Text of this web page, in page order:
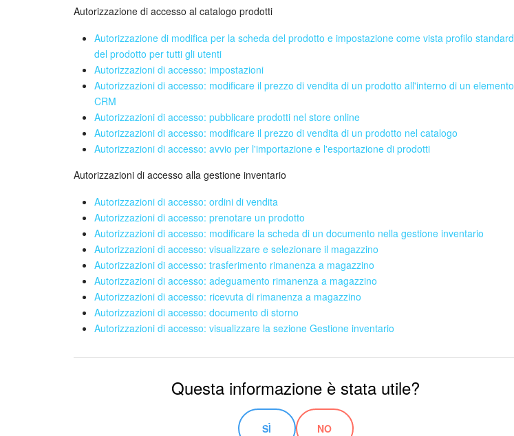
Autorizzazione di accesso al catalogo prodotti
Autorizzazione di modifica per la scheda del prodotto e impostazione come vista profilo standard
del prodotto per tutti gli utenti
Autorizzazioni di accesso: impostazioni
Autorizzazioni di accesso: modificare il prezzo di vendita di un prodotto all'interno di un elemento
CRM
Autorizzazioni di accesso: pubblicare prodotti nel store online
Autorizzazioni di accesso: modificare il prezzo di vendita di un prodotto nel catalogo
Autorizzazioni di accesso: avvio per l'importazione e l'esportazione di prodotti
Autorizzazioni di accesso alla gestione inventario
Autorizzazioni di accesso: ordini di vendita
Autorizzazioni di accesso: prenotare un prodotto
Autorizzazioni di accesso: modificare la scheda di un documento nella gestione inventario
Autorizzazioni di accesso: visualizzare e selezionare il magazzino
Autorizzazioni di accesso: trasferimento rimanenza a magazzino
Autorizzazioni di accesso: adeguamento rimanenza a magazzino
Autorizzazioni di accesso: ricevuta di rimanenza a magazzino
Autorizzazioni di accesso: documento di storno
Autorizzazioni di accesso: visualizzare la sezione Gestione inventario
Questa informazione è stata utile?
SÌ NO